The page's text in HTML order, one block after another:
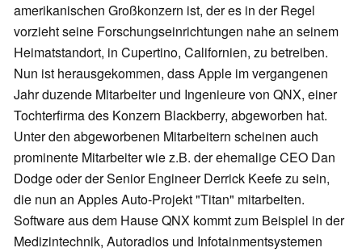
amerikanischen Großkonzern ist, der es in der Regel
vorzieht seine Forschungseinrichtungen nahe an seinem
Heimatstandort, in Cupertino, Californien, zu betreiben.
Nun ist herausgekommen, dass Apple im vergangenen
Jahr duzende Mitarbeiter und Ingenieure von QNX, einer
Tochterfirma des Konzern Blackberry, abgeworben hat.
Unter den abgeworbenen Mitarbeitern scheinen auch
prominente Mitarbeiter wie z.B. der ehemalige CEO Dan
Dodge oder der Senior Engineer Derrick Keefe zu sein,
die nun an Apples Auto-Projekt "Titan" mitarbeiten.
Software aus dem Hause QNX kommt zum Beispiel in der
Medizintechnik, Autoradios und Infotainmentsystemen